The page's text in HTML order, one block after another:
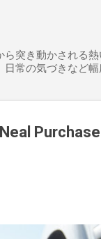
突き動かされる
常の気づきなど幅